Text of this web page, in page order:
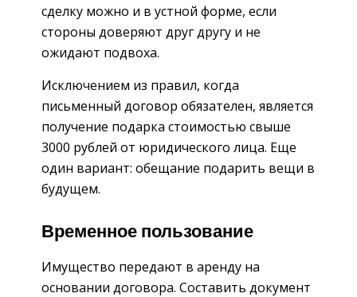
сделку можно и в устной форме, если
стороны доверяют друг другу и не
ожидают подвоха.
Исключением из правил, когда
письменный договор обязателен, является
получение подарка стоимостью свыше
3000 рублей от юридического лица. Еще
один вариант: обещание подарить вещи в
будущем.
Временное пользование
Имущество передают в аренду на
основании договора. Составить документ